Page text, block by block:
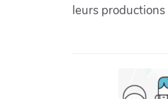
leurs